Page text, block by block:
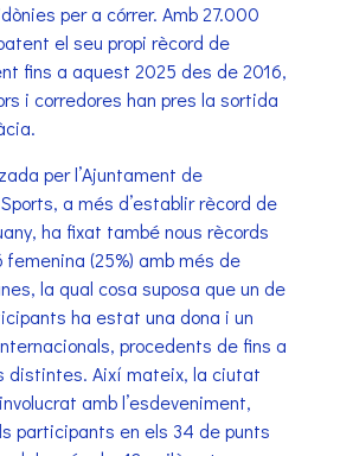
per a córrer. Amb 27.000
el seu propi rècord de
fins a aquest 2025 des de 2016,
i corredores han pres la sortida
per l’Ajuntament de
a més d’establir rècord de
ha fixat també nous rècords
(25%) amb més de
la qual cosa suposa que un de
ha estat una dona i un
procedents de fins a
distintes. Així mateix, la ciutat
amb l’esdeveniment,
participants en els 34 de punts